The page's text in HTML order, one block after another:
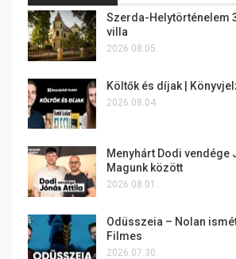
Szerda-Helytörténelem
villa
2026.08.05.
Költők és díjak |
2026.08.04.
Menyhárt Dodi vendége
Magunk között
2026.08.01.
Odüsszeia – Nolan
Filmes
2026.07.30.